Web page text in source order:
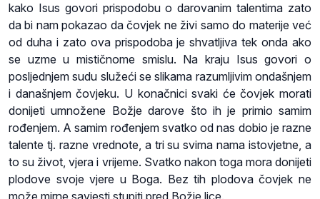
kako Isus govori prispodobu o darovanim talentima zato
da bi nam pokazao da čovjek ne živi samo do materije već
od duha i zato ova prispodoba je shvatljiva tek onda ako
se uzme u mističnome smislu. Na kraju Isus govori o
posljednjem sudu služeći se slikama razumljivim ondašnjem
i današnjem čovjeku. U konačnici svaki će čovjek morati
donijeti umnožene Božje darove što ih je primio samim
rođenjem. A samim rođenjem svatko od nas dobio je razne
talente tj. razne vrednote, a tri su svima nama istovjetne, a
to su život, vjera i vrijeme. Svatko nakon toga mora donijeti
plodove svoje vjere u Boga. Bez tih plodova čovjek ne